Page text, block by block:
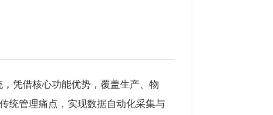
凭借核心功能优势，覆盖生产、物
统管理痛点，实现数据自动化采集与